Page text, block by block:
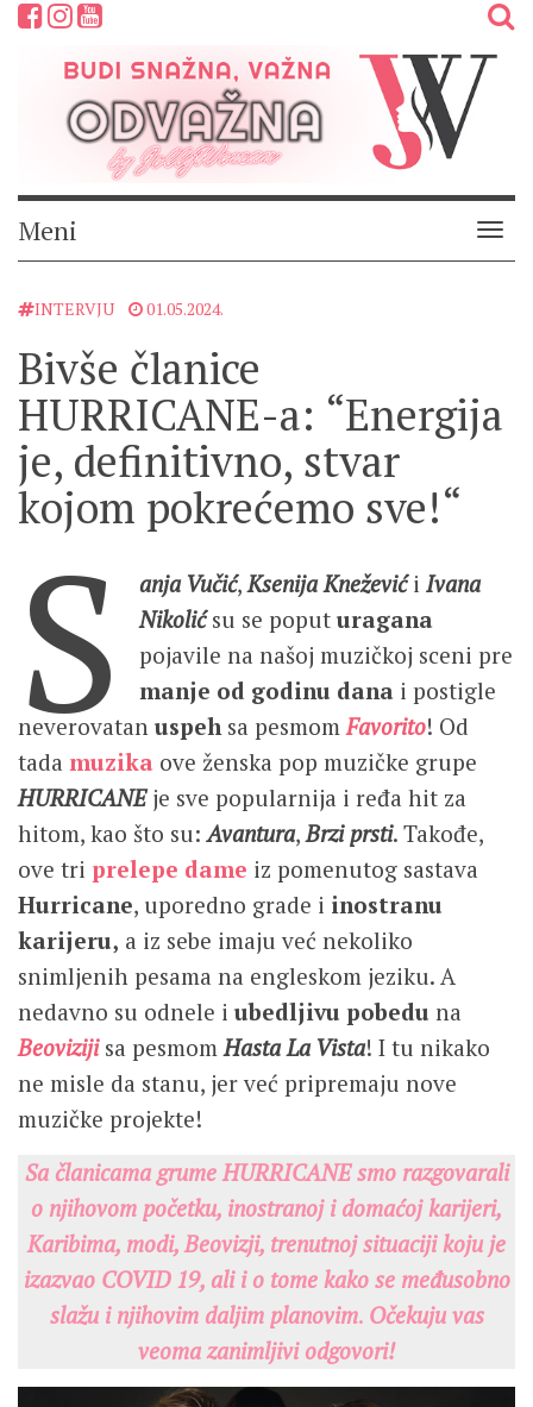
Meni
Meni
INTERVJU 01.05.2024.
Bivše članice
HURRICANE-a: “Energija
je, definitivno, stvar
kojom pokrećemo sve!“
S anja Vučić,Ksenija Kneževići Ivana
Nikolićsu se poputuragana
pojavile na našoj muzičkoj sceni pre
manje od godinu dana i postigle
neverovatan uspeh sa pesmomFavorito! Od
tada muzika ove ženska pop muzičke grupe
HURRICANEje sve popularnija i ređa hit za
hitom, kao što su:Avantura,Brzi prsti. Takođe,
ove tri prelepe dame iz pomenutog sastava
Hurricane, uporedno grade i inostranu
karijeru, a iz sebe imaju već nekoliko
snimljenih pesama na engleskom jeziku. A
nedavno su odnele i ubedljivu pobedu na
Beovizijisa pesmomHasta La Vista! I tu nikako
ne misle da stanu, jer već pripremaju nove
muzičke projekte!
Sa članicama grume HURRICANE smo razgovarali
o njihovom početku, inostranoj i domaćoj karijeri,
Karibima, modi, Beovizji, trenutnoj situaciji koju je
izazvao COVID 19, ali i o tome kako se međusobno
slažu i njihovim daljim planovim. Očekuju vas
veoma zanimljivi odgovori!